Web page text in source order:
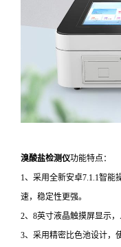
溴酸盐检测仪功能特点：
1、采用全新安卓7.1.1智
速，稳定性更强。
2、8英寸液晶触摸屏显示
3、采用精密比色池设计，